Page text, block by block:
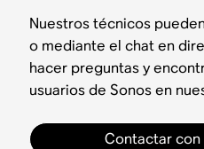
Nuestros técnicos
o mediante el chat en
hacer preguntas y
usuarios de Sonos en
Contactar